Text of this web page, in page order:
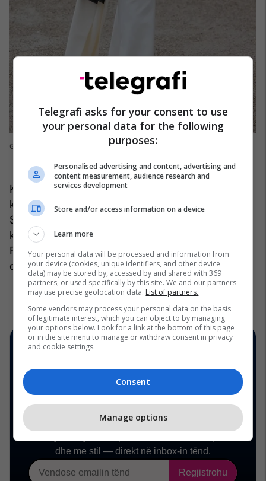
Getty Images
Kelly Rutherford, zonja dhe zotërinj! Sapo pamë
këtë foto të saj duke marrë pjesë në shfaqjen e
Schiaparelli-t në Paris, kuptuam se javët e modës
kudo mund të përdorin më shumë pamje të
Rutherford si frymëzim. E thënë thjesht, ajo nuk
dështon kurrë. /Telegrafi/
Telegrafi asks for your consent to use
your personal data for the following
purposes:
Personalised advertising and content, advertising and
content measurement, audience research and
services development
Store and/or access information on a device
Learn more
Your personal data will be processed and information from
your device (cookies, unique identifiers, and other device
data) may be stored by, accessed by and shared with 369
partners, or used specifically by this site. We and our partners
may use precise geolocation data. List of partners.
Some vendors may process your personal data on the basis
of legitimate interest, which you can object to by managing
your options below. Look for a link at the bottom of this page
or in the site menu to manage or withdraw consent in privacy
and cookie settings.
Consent
Manage options